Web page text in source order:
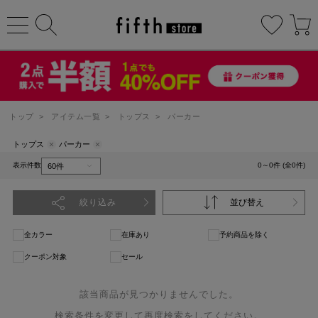
トップ > アイテム一覧 > トップス > パーカー
トップス パーカー
表示件数 0～0件 (全0件)
絞り込み 並び替え
全カラー 在庫あり 予約商品を除く
クーポン対象 セール
該当商品が見つかりませんでした。
検索条件を変更して再度検索をしてください。